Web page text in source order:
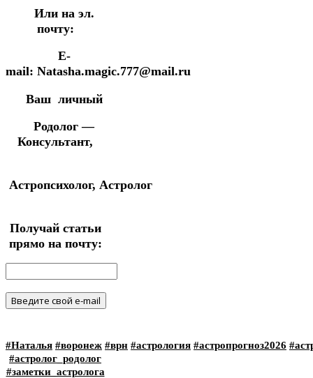
Или на эл.
почту:
E-
mail: Natasha.magic.777@mail.ru
Ваш личный
Родолог —
Консультант,
Астропсихолог, Астролог
Получай статьи
прямо на почту:
#Наталья #воронеж #врн #астрология #астропрогноз2026
#астролог_родолог
#заметки_астролога